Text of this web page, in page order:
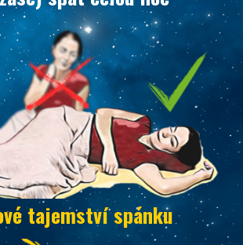
tajemství spánku